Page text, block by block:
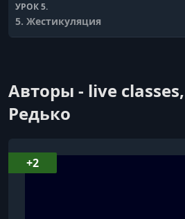
УРОК 5.
5. Жестикуляция
УРОК 7.
7. Ошибки оратора
Авторы - live
Редько
+2